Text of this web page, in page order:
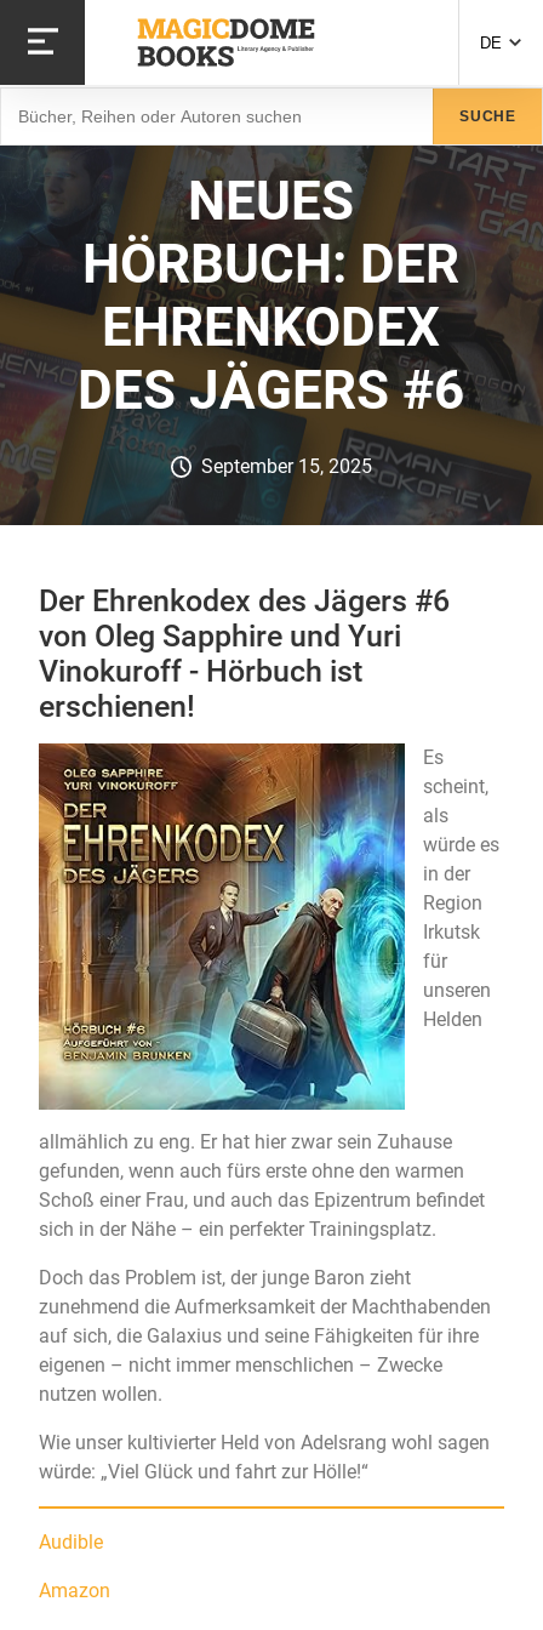
zum
Inhalt
DE
SUCHE
NEUES
HÖRBUCH: DER
EHRENKODEX
DES JÄGERS #6
September 15, 2025
Der Ehrenkodex des Jägers #6
von Oleg Sapphire und Yuri
Vinokuroff - Hörbuch ist
erschienen!
Es
scheint,
als
würde es
in der
Region
Irkutsk
für
unseren
Helden
allmählich zu eng. Er hat hier zwar sein Zuhause
gefunden, wenn auch fürs erste ohne den warmen
Schoß einer Frau, und auch das Epizentrum befindet
sich in der Nähe – ein perfekter Trainingsplatz.
Doch das Problem ist, der junge Baron zieht
zunehmend die Aufmerksamkeit der Machthabenden
auf sich, die Galaxius und seine Fähigkeiten für ihre
eigenen – nicht immer menschlichen – Zwecke
nutzen wollen.
Wie unser kultivierter Held von Adelsrang wohl sagen
würde: „Viel Glück und fahrt zur Hölle!“
Audible
Amazon